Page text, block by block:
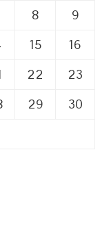
8
9
15
16
22
23
29
30